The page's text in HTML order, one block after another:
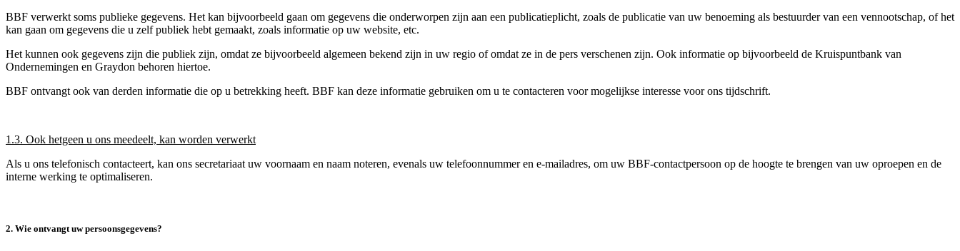
BBF verwerkt soms publieke gegevens. Het kan bijvoorbeeld gaan om gegevens die onderworpen zijn aan een publicatieplicht, zoals de publicatie van uw benoeming als bestuurder van een vennootschap, of het
kan gaan om gegevens die u zelf publiek hebt gemaakt, zoals informatie op uw website, etc.
Het kunnen ook gegevens zijn die publiek zijn, omdat ze bijvoorbeeld algemeen bekend zijn in uw regio of omdat ze in de pers verschenen zijn. Ook informatie op bijvoorbeeld de Kruispuntbank van
Ondernemingen en Graydon behoren hiertoe.
BBF ontvangt ook van derden informatie die op u betrekking heeft. BBF kan deze informatie gebruiken om u te contacteren voor mogelijkse interesse voor ons tijdschrift.
1.3. Ook hetgeen u ons meedeelt, kan worden verwerkt
Als u ons telefonisch contacteert, kan ons secretariaat uw voornaam en naam noteren, evenals uw telefoonnummer en e-mailadres, om uw BBF-contactpersoon op de hoogte te brengen van uw oproepen en de
interne werking te optimaliseren.
2. Wie ontvangt uw persoonsgegevens?